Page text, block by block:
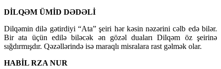
DİLQƏM ÜMİD DƏDƏLİ
Dilqəmin dilə gətirdiyi “Ata” şeiri hər kəsin nəzərini cəlb edə bilər.
Bir ata üçün edilə biləcək ən gözəl duaları Dilqəm öz şeirinə
sığdırmışdır. Qəzəllərində isə maraqlı misralara rast gəlmək olar.
HABİL RZA NUR